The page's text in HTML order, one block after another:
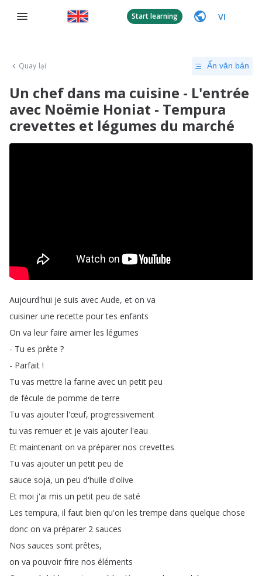
Start learning VI
Quay lại Ẩn văn bản
Un chef dans ma cuisine - L'entrée
avec Noëmie Honiat - Tempura
crevettes et légumes du marché
Aujourd'hui je suis avec Aude, et on va
cuisiner une recette pour tes enfants
On va leur faire aimer les légumes
- Tu es prête ?
- Parfait !
Tu vas mettre la farine avec un petit peu
de fécule de pomme de terre
Tu vas ajouter l'œuf, progressivement
tu vas remuer et je vais ajouter l'eau
Et maintenant on va préparer nos crevettes
Tu vas ajouter un petit peu de
sauce soja, un peu d'huile d'olive
Et moi j'ai mis un petit peu de saté
Les tempura, il faut bien qu'on les trempe dans quelque chose
donc on va préparer 2 sauces
Nos sauces sont prêtes,
on va pouvoir frire nos éléments